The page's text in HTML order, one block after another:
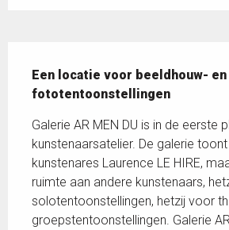
Een locatie voor beeldhouw- en
fototentoonstellingen
Galerie AR MEN DU is in de eerste
kunstenaarsatelier. De galerie
kunstenares Laurence LE HIRE,
ruimte aan andere kunstenaars,
solotentoonstellingen, hetzij voor
groepstentoonstellingen. Galerie